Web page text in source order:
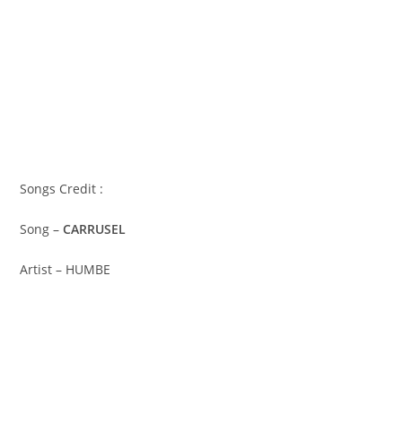
Songs Credit :
Song –CARRUSEL
Artist – HUMBE